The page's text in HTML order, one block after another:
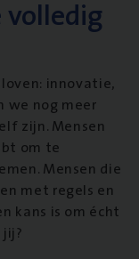
innovatie,
we nog meer
zijn. Mensen
om te
Mensen die
met regels en
kans is om écht